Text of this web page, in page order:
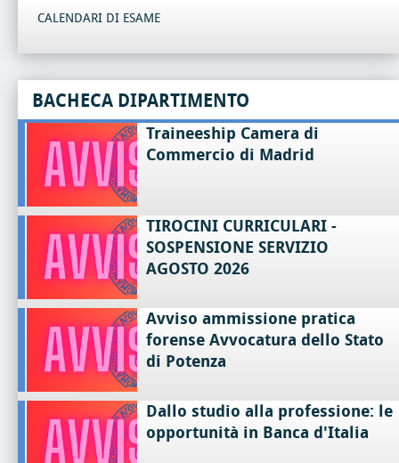
CALENDARI DI ESAME
BACHECA DIPARTIMENTO
Traineeship Camera di
Commercio di Madrid
TIROCINI CURRICULARI -
SOSPENSIONE SERVIZIO
AGOSTO 2026
Avviso ammissione pratica
forense Avvocatura dello Stato
di Potenza
Dallo studio alla professione: le
opportunità in Banca d'Italia